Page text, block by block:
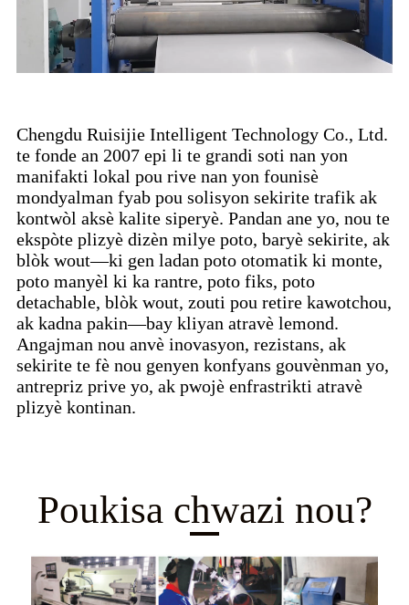
Chengdu Ruisijie Intelligent Technology Co., Ltd.
te fonde an 2007 epi li te grandi soti nan yon
manifakti lokal pou rive nan yon founisè
mondyalman fyab pou solisyon sekirite trafik ak
kontwòl aksè kalite siperyè. Pandan ane yo, nou te
ekspòte plizyè dizèn milye poto, baryè sekirite, ak
blòk wout—ki gen ladan poto otomatik ki monte,
poto manyèl ki ka rantre, poto fiks, poto
detachable, blòk wout, zouti pou retire kawotchou,
ak kadna pakin—bay kliyan atravè lemond.
Angajman nou anvè inovasyon, rezistans, ak
sekirite te fè nou genyen konfyans gouvènman yo,
antrepriz prive yo, ak pwojè enfrastrikti atravè
plizyè kontinan.
Poukisa chwazi nou?